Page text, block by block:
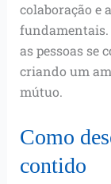
colaboração e
fundamentais.
as pessoas se
criando um
mútuo.
Como
contido